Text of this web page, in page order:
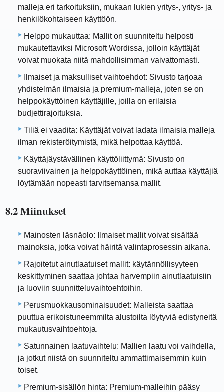
malleja eri tarkoituksiin, mukaan lukien yritys-, yritys- ja
henkilökohtaiseen käyttöön.
Helppo mukauttaa: Mallit on suunniteltu helposti
mukautettaviksi Microsoft Wordissa, jolloin käyttäjät
voivat muokata niitä mahdollisimman vaivattomasti.
Ilmaiset ja maksulliset vaihtoehdot: Sivusto tarjoaa
yhdistelmän ilmaisia ​​ja premium-malleja, joten se on
helppokäyttöinen käyttäjille, joilla on erilaisia ​​
budjettirajoituksia.
Tiliä ei vaadita: Käyttäjät voivat ladata ilmaisia ​​malleja
ilman rekisteröitymistä, mikä helpottaa käyttöä.
Käyttäjäystävällinen käyttöliittymä: Sivusto on
suoraviivainen ja helppokäyttöinen, mikä auttaa käyttäjiä
löytämään nopeasti tarvitsemansa mallit.
8.2 Miinukset
Mainosten läsnäolo: Ilmaiset mallit voivat sisältää
mainoksia, jotka voivat häiritä valintaprosessin aikana.
Rajoitetut ainutlaatuiset mallit: käytännöllisyyteen
keskittyminen saattaa johtaa harvempiin ainutlaatuisiin
ja luoviin suunnitteluvaihtoehtoihin.
Perusmuokkausominaisuudet: Malleista saattaa
puuttua erikoistuneemmilta alustoilta löytyviä edistyneitä
mukautusvaihtoehtoja.
Satunnainen laatuvaihtelu: Mallien laatu voi vaihdella,
ja jotkut niistä on suunniteltu ammattimaisemmin kuin
toiset.
Premium-sisällön hinta: Premium-malleihin pääsy